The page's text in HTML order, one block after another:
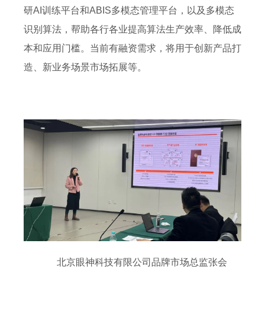
研AI训练平台和ABIS多模态管理平台，以及多模态
识别算法，帮助各行各业提高算法生产效率、降低成
本和应用门槛。当前有融资需求，将用于创新产品打
造、新业务场景市场拓展等。
北京眼神科技有限公司品牌市场总监张会